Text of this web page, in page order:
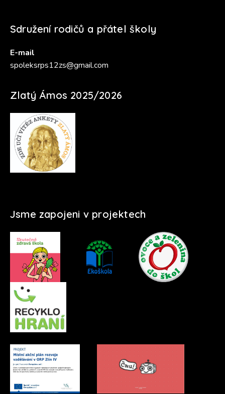
Sdružení rodičů a přátel školy
E-mail
spoleksrps12zs@gmail.com
Zlatý Ámos 2025/2026
Jsme zapojeni v projektech